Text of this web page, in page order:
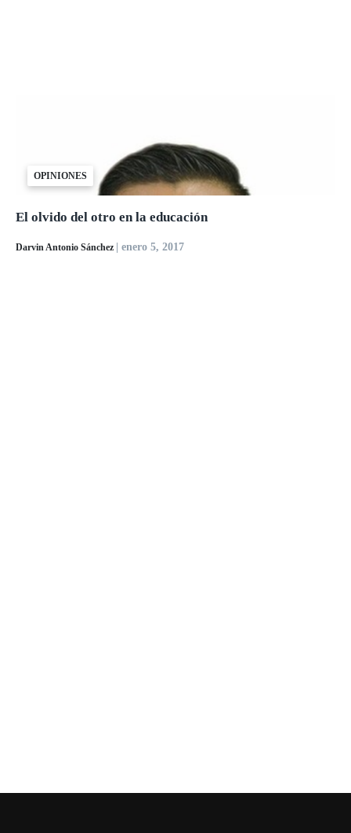
OPINIONES
El olvido del otro en la educación
Darvin Antonio Sánchez | enero 5, 2017